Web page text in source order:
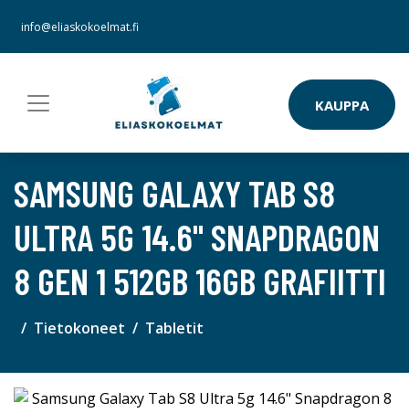
info@eliaskokoelmat.fi
KAUPPA
SAMSUNG GALAXY TAB S8
ULTRA 5G 14.6" SNAPDRAGON
8 GEN 1 512GB 16GB GRAFIITTI
Tietokoneet Tabletit